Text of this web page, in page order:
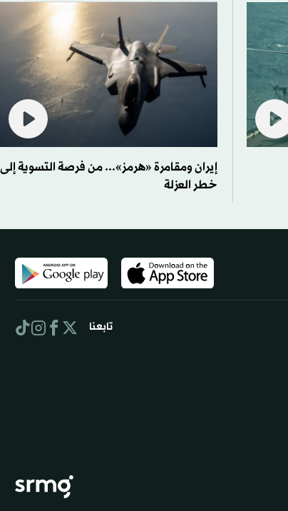
إيران ومقامرة «هرمز»... من فرصة التسوية إلى
خطر العزلة
تابعنا